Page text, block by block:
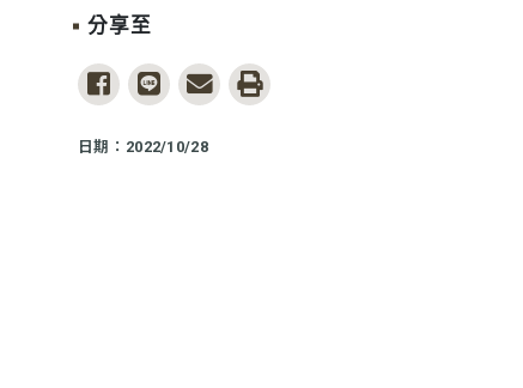
分享至
share to facebook
share to line
share to email
print
日期：2022/10/28